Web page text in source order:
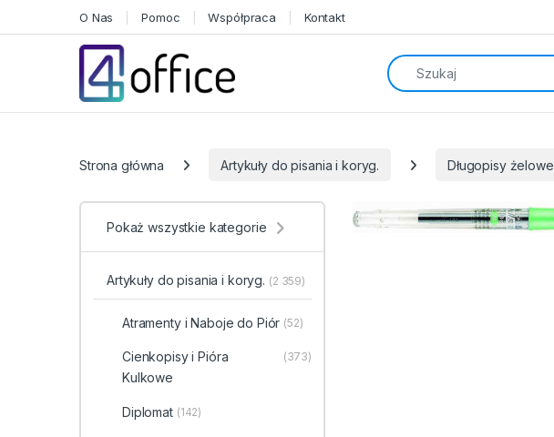
O Nas Pomoc Współpraca Kontakt
Search for:
Strona główna Artykuły do pisania i koryg. Długopisy żelowe
Pokaż wszystkie kategorie
Artykuły do pisania i koryg. (2 359)
Atramenty i Naboje do Piór (52)
Cienkopisy i Pióra
Kulkowe
(373)
Diplomat (142)